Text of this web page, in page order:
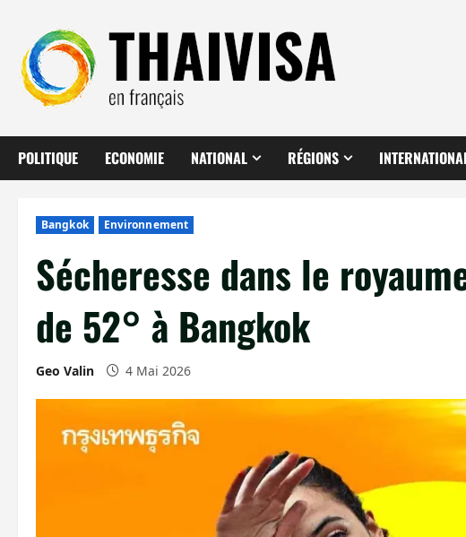
contenu
POLITIQUE ECONOMIE NATIONAL RÉGIONS
Bangkok Environnement
Sécheresse dans le
de 52° à Bangkok
Geo Valin 4 Mai 2026